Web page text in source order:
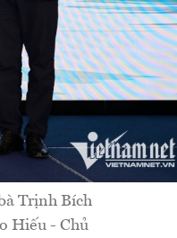
Trịnh Bích
Hiếu - Chủ